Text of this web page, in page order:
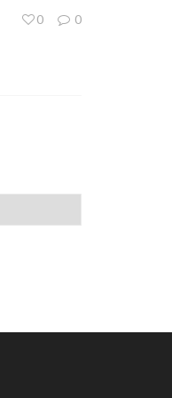
0
0